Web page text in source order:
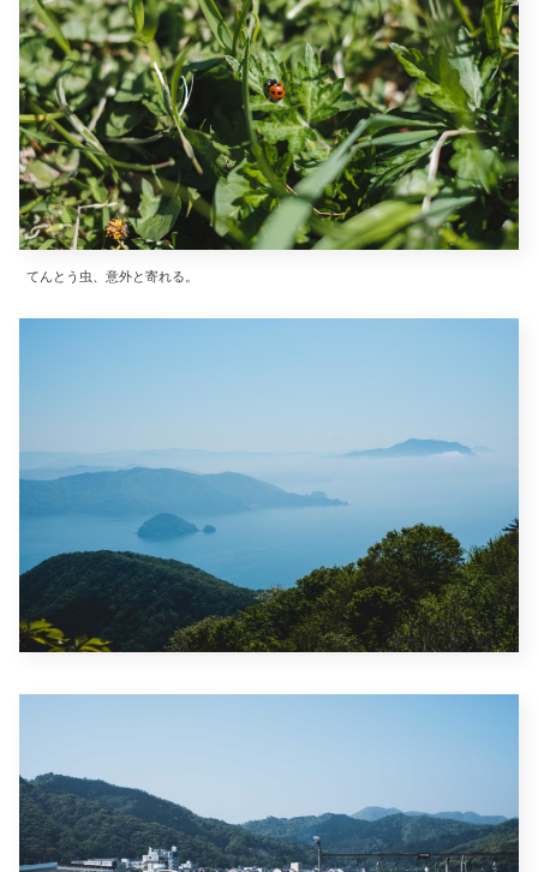
てんとう虫、意外と寄れる。